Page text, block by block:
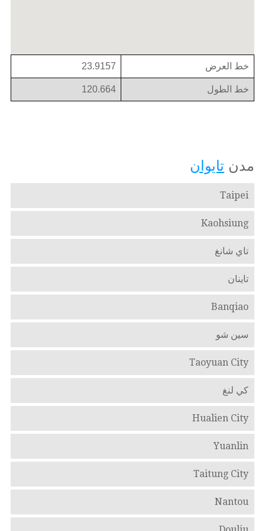
خط العرض 23.9157
خط الطول 120.664
مدن تايوان
Taipei
Kaohsiung
تاي شانغ
تاينان
Banqiao
سين شو
Taoyuan City
كي لنغ
Hualien City
Yuanlin
Taitung City
Nantou